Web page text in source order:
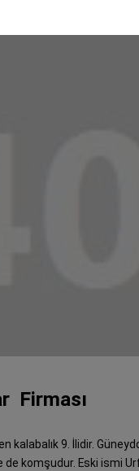
Firması
kalabalık 9. İlidir.
de komşudur. Eski ismi